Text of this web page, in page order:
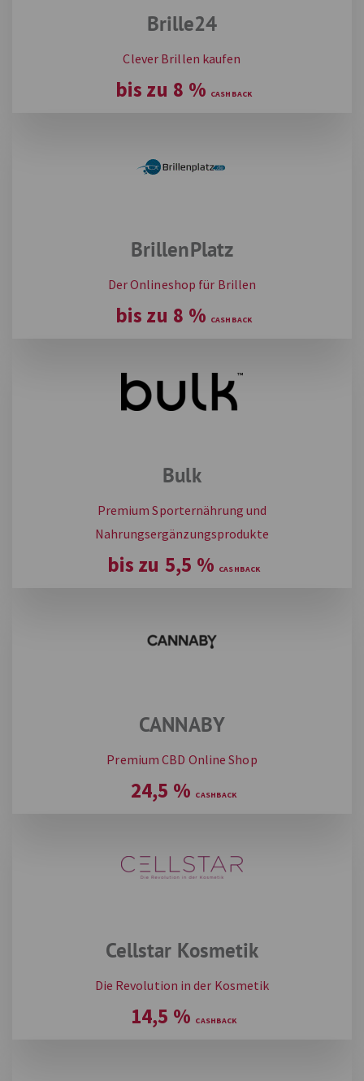
Brille24
Clever Brillen kaufen
bis zu 8 %
BrillenPlatz
Der Onlineshop für Brillen
bis zu 8 %
Bulk
Premium Sporternährung und
Nahrungsergänzungsprodukte
bis zu 5,5 %
CANNABY
Premium CBD Online Shop
24,5 %
Cellstar Kosmetik
Die Revolution in der Kosmetik
14,5 %